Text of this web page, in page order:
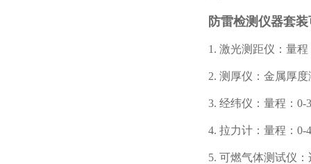
防雷检测仪器套装
1. 激光测距仪：量
2. 测厚仪：金属厚
3. 经纬仪：量程：0-
4. 拉力计：量程：0-
5. 可燃气体测试仪